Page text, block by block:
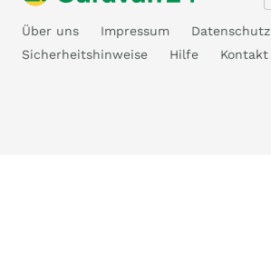
Über uns Impressum Datenschutz
Sicherheitshinweise
Hilfe Kontakt